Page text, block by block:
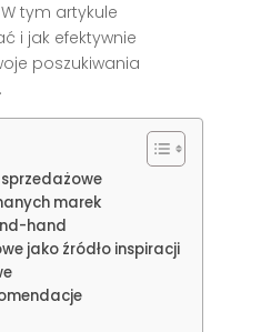
tym artykule
i jak efektywnie
poszukiwania
marek
hand
jako źródło inspiracji